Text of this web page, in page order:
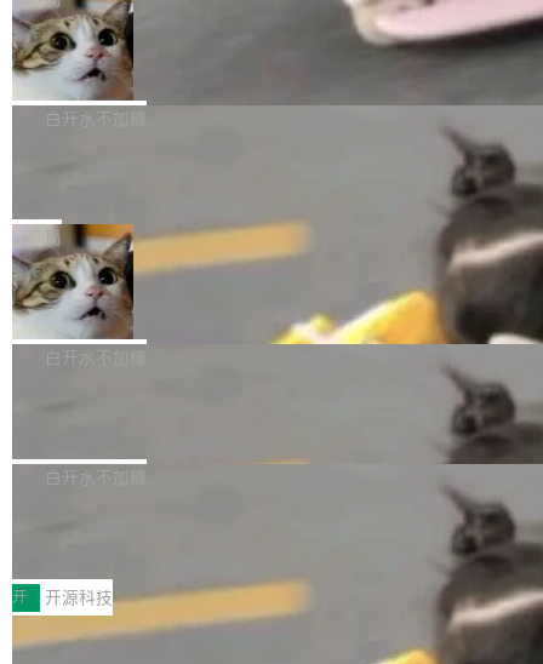
l 迁移或唤醒时，新宿主从 S3 恢复 SQLite 数据
库继续执行。存储库是持久化的唯一真相...
te 17 Pro、OPPO K15，要么是vivo X300 E这
样的次旗舰。 Galaxy Z Fold8 Ultra / Z Fold8 /
Z Flip8三款折叠屏新机均在7月22日发布，且全
部搭载骁龙8 Elite Gen5 for Galaxy，它们本该
本控制系统。目前处于 Early Access 阶段。 De
ltaDB 的核心思路直接写在 landing page 最显
眼的位置：「Software is made between com
mits」——软件是在 commit 之间写出来的。git
是把这段空隙补上。 回退到任何一次编辑：Delt
aDB 捕获 commit 之间的每一次操作，...
SpaceXAI 单季资本开支达 183 亿美元
根据风险投资人Tomer Tunguz 博客（VC 分
析）披露的最新分析与第二季度业绩报告，Spac
微软同期总资本开支的四成。 与亚马逊、Alpha
bet、微软以及 Meta 等传统科技巨头相比，Spa
ceXAI的资金消耗速度尤为引人瞩目。然而，支
撑庞大支出的资金来源却呈现出截然不同的面
貌。数据显示，微软和 Meta 主要依托充沛的经
白开水不加糖
一个在终端里运行的编程 agent；Muse Spark
1.2，驱动这个 agent 的新模型。一句话概括：
你可以用 curl -fsSL https://dev.meta.ai/install.
sh | bash 安装一个能在大项目里自动规划、写
代码、验证结果的 AI 终端工具。 据介绍，Muse
个主 agent 循环，外加一组后台 agent。这些后
局
美团开源 LoHoSearch，用知识图谱校
准 AI 能力认知
机器出题的前提，是让机器拥有全局视野。整个
构建流程可以分为四个环节：建图 → 控制难度
白开水不加糖
库，并将作为transport接入Mooncake TENT。
MPComm将作为一种传输引擎接入Mooncake T
ENT，实现零拷贝传输性能提升30%、非零拷贝
传输性能最高提升5倍。UCL-MPComm底层基
白开水不加糖
型案例入选名单》，深信服“面向企业研发场景的
开源 AI 编程平台 CoStrict 应用”凭借卓越的技术
创新与落地成效成功入选。 全链路私有化部署，
开 开源科技
深信服AI算力网关入选工信部人工智能